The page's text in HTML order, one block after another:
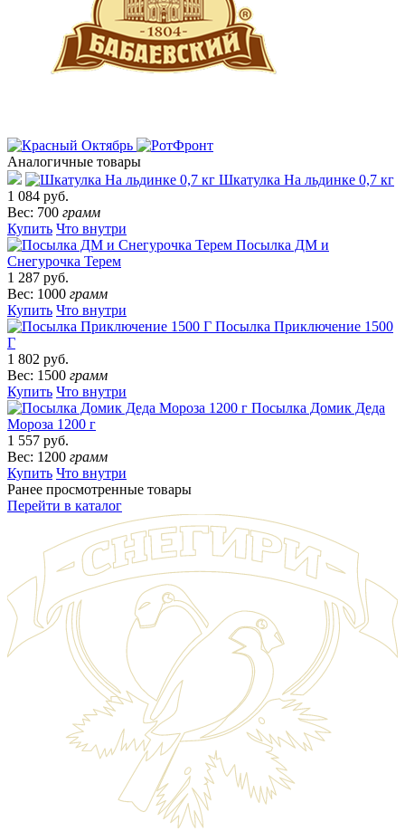
Аналогичные товары
Шкатулка На льдинке 0,7 кг
1 084 руб.
Вес: 700 грамм
Купить Что внутри
Посылка ДМ и
Снегурочка Терем
1 287 руб.
Вес: 1000 грамм
Купить Что внутри
Посылка Приключение 1500
Г
1 802 руб.
Вес: 1500 грамм
Купить Что внутри
Посылка Домик Деда
Мороза 1200 г
1 557 руб.
Вес: 1200 грамм
Купить Что внутри
Ранее просмотренные товары
Перейти в каталог